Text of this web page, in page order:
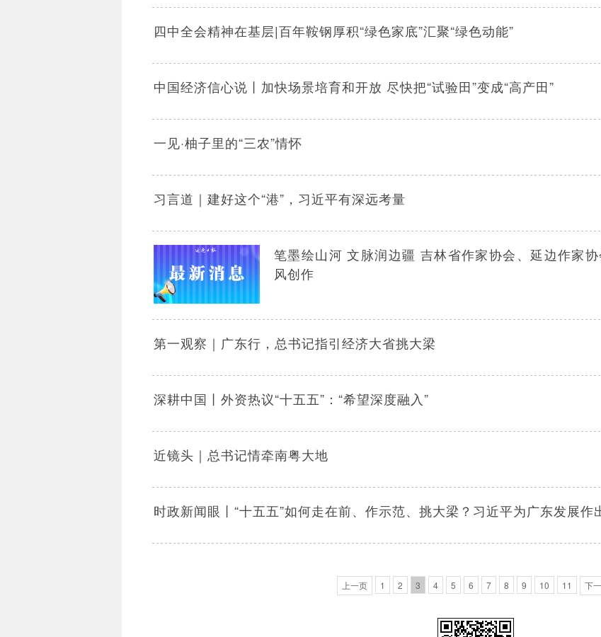
四中全会精神在基层|百年鞍钢厚积“绿色家底”汇聚“绿色动能”
中国经济信心说丨加快场景培育和开放 尽快把“试验田”变成“高产田”
一见·柚子里的“三农”情怀
习言道｜建好这个“港”，习近平有深远考量
笔墨绘山河 文脉润边疆 吉林省作家协会、延边作家
风创作
第一观察｜广东行，总书记指引经济大省挑大梁
深耕中国丨外资热议“十五五”：“希望深度融入”
近镜头｜总书记情牵南粤大地
时政新闻眼丨“十五五”如何走在前、作示范、挑大梁？习近平为广东发展作
上一页 1 2 3 4 5 6 7 8 9 10 11 下